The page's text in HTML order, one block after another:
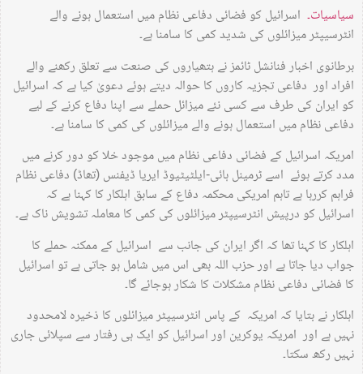
سیاسیات۔ اسرائیل کو فضائی دفاعی نظام میں استعمال ہونے والے
انٹرسیپٹر میزائلوں کی شدید کمی کا سامنا ہے۔
برطانوی اخبار فنانشل ٹائمز نے ہتھیاروں کی صنعت سے تعلق رکھنے والے
افراد اور دفاعی تجزیہ کاروں کا حوالہ دیتے ہوئے دعویٰ کیا ہے کہ اسرائیل
کو ایران کی طرف سے کسی نئے میزائل حملے سے اپنا دفاع کرنے کے لیے
دفاعی نظام میں استعمال ہونے والے میزائلوں کی کمی کا سامنا ہے۔
امریکہ اسرائیل کے فضائی دفاعی نظام میں موجود خلا کو دور کرنے میں
مدد کرتے ہوئے اسے ٹرمینل ہائی-ایلٹیٹیوڈ ایریا ڈیفنس (تھاڈ) دفاعی نظام
فراہم کررہا ہے تاہم امریکی محکمہ دفاع کے سابق اہلکار کا کہنا ہے کہ
اسرائیل کو درپیش انٹرسیپٹر میزائلوں کی کمی کا معاملہ تشویش ناک ہے۔
اہلکار کا کہنا تھا کہ اگر ایران کی جانب سے اسرائیل کے ممکنہ حملے کا
جواب دیا جاتا ہے اور حزب اللہ بھی اس میں شامل ہو جاتی ہے تو اسرائیل
کا فضائی دفاعی نظام مشکلات کا شکار ہوجائے گا۔
اہلکار نے بتایا کہ امریکہ کے پاس انٹرسیپٹر میزائلوں کا ذخیرہ لامحدود
نہیں ہے اور امریکہ یوکرین اور اسرائیل کو ایک ہی رفتار سے سپلائی جاری
نہیں رکھ سکتا۔